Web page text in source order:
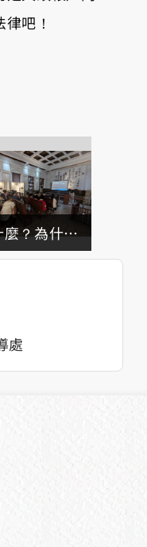
吧！
麼？為什麼
我詐欺－人
處